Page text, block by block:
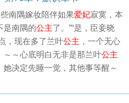
南隅嫁妆陪伴如果爱妃寂寞，本
是南隅的公主了。”“是，臣妾晓
，现在多了兰叶公主 ，一个无心
～～心底明白无非是那兰叶公主
决定先睡一觉，其他事等醒～